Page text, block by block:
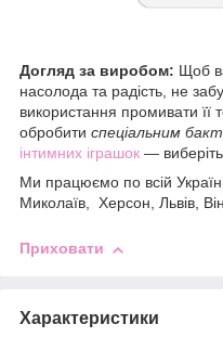
Догляд за виробом: Щоб
насолода та радість, не
використання промивати
обробити спеціальним
інтимних іграшок —
Ми працюємо по всій
Миколаїв, Херсон, Львів,
Приховати
Характеристики